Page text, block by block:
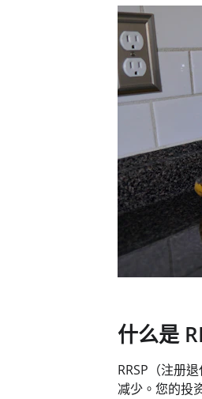
什么是
RRSP（注册
减少。您的投